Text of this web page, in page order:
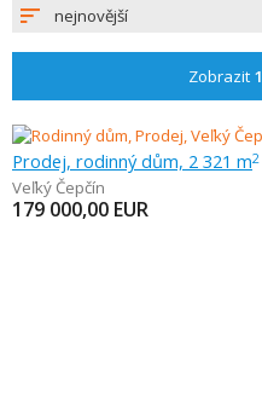
nejnovější
Zobrazit 1
Prodej, rodinný dům, 2 321 m2
Veľký Čepčín
179 000,00 EUR